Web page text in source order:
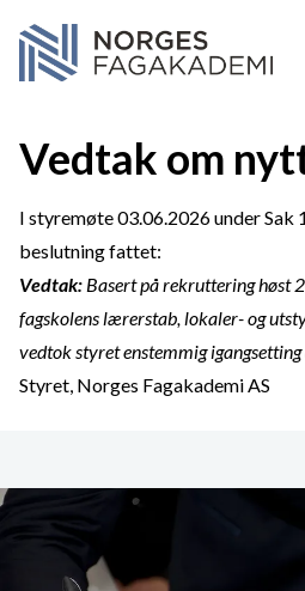
Hopp over navigasjon
Vedtak om
I styremøte 03.06.2026 under
beslutning fattet:
Vedtak: Basert på rekruttering høst
fagskolens lærerstab, lokaler- og
vedtok styret enstemmig
Styret, Norges Fagakademi AS